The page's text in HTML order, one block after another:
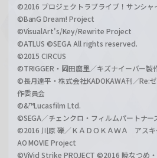
©2016 プロジェクトラブライブ！サンシャ
©BanG Dream! Project
©VisualArt's/Key/Rewrite Project
©ATLUS ©SEGA All rights reserved.
©2015 CIRCUS
©TRIGGER・岡田麿里／キズナイーバー製
©長月達平・株式会社KADOKAWA刊／Re:
作委員会
©&™Lucasfilm Ltd.
©SEGA／チェンクロ・フィルムパートナー
©2016 川原 礫／ＫＡＤＯＫＡＷＡ アスキ
AO MOVIE Project
©ViVid Strike PROJECT ©2016 暁なつめ